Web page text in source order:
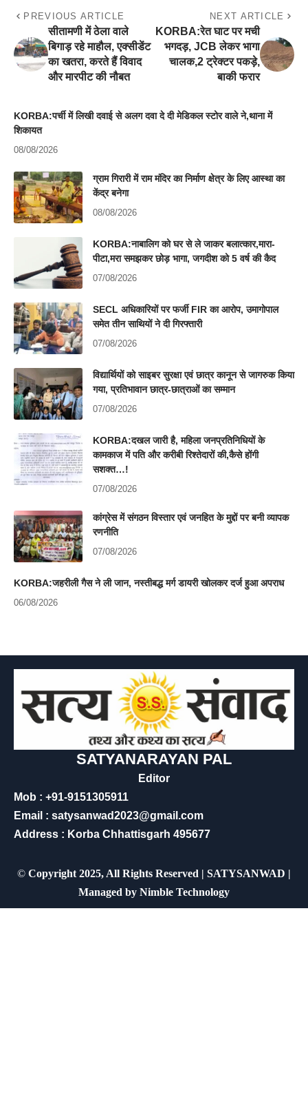
PREVIOUS ARTICLE
सीतामणी में ठेला वाले
बिगाड़ रहे माहौल, एक्सीडेंट
का खतरा, करते हैं विवाद
और मारपीट की नौबत
NEXT ARTICLE
KORBA:रेत घाट पर मची
भगदड़, JCB लेकर भागा
चालक,2 ट्रेक्टर पकड़े,
बाकी फरार
KORBA:पर्ची में लिखी दवाई से अलग दवा दे दी मेडिकल स्टोर वाले ने,थाना में
शिकायत
08/08/2026
ग्राम गिरारी में राम मंदिर का निर्माण क्षेत्र के लिए आस्था का
केंद्र बनेगा
08/08/2026
KORBA:नाबालिग को घर से ले जाकर बलात्कार,मारा-
पीटा,मरा समझकर छोड़ भागा, जगदीश को 5 वर्ष की कैद
07/08/2026
SECL अधिकारियों पर फर्जी FIR का आरोप, उमागोपाल
समेत तीन साथियों ने दी गिरफ्तारी
07/08/2026
विद्यार्थियों को साइबर सुरक्षा एवं छात्र कानून से जागरुक किया
गया, प्रतिभावान छात्र-छात्राओं का सम्मान
07/08/2026
KORBA:दखल जारी है, महिला जनप्रतिनिधियों के
कामकाज में पति और करीबी रिश्तेदारों की,कैसे होंगी
सशक्त…!
07/08/2026
कांग्रेस में संगठन विस्तार एवं जनहित के मुद्दों पर बनी व्यापक
रणनीति
07/08/2026
KORBA:जहरीली गैस ने ली जान, नस्तीबद्ध मर्ग डायरी खोलकर दर्ज हुआ अपराध
06/08/2026
SATYANARAYAN PAL
Editor
Mob : +91-9151305911
Email : satysanwad2023@gmail.com
Address : Korba Chhattisgarh 495677
© Copyright 2025, All Rights Reserved | SATYSANWAD |
Managed by Nimble Technology